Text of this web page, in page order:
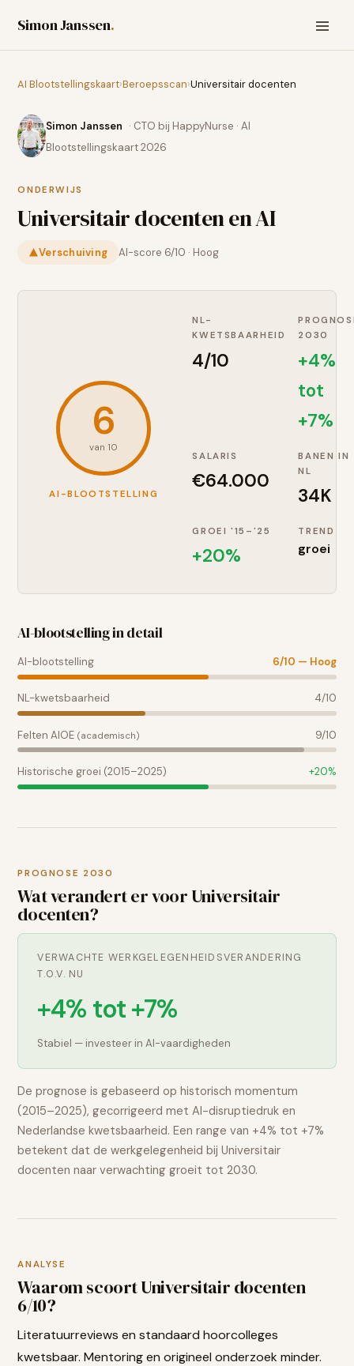
Simon Janssen.
AI Blootstellingskaart›Beroepsscan›Universitair docenten
Simon Janssen · CTO bij HappyNurse · AI
Blootstellingskaart 2026
ONDERWIJS
Universitair docentenen AI
Verschuiving AI-score 6/10 · Hoog
6
van 10
AI-BLOOTSTELLING
NL-
KWETSBAARHEID
4/10
2030
+4%
tot
+7%
SALARIS
€64.000
BANEN IN
NL
34K
GROEI '15–'25
+20%
TREND
groei
AI-blootstelling in detail
AI-blootstelling 6/10 — Hoog
NL-kwetsbaarheid 4/10
Felten AIOE (academisch) 9/10
Historische groei (2015–2025) +20%
PROGNOSE 2030
Wat verandert er voor Universitair
docenten?
VERWACHTE WERKGELEGENHEIDSVERANDERING
T.O.V. NU
+4% tot +7%
Stabiel — investeer in AI-vaardigheden
De prognose is gebaseerd op historisch momentum
(2015–2025), gecorrigeerd met AI-disruptiedruk en
Nederlandse kwetsbaarheid. Een range van +4% tot +7%
betekent dat de werkgelegenheid bijUniversitair
docenten naar verwachtinggroeit tot 2030.
ANALYSE
Waarom scoortUniversitair docenten
6/10?
Literatuurreviews en standaard hoorcolleges
kwetsbaar. Mentoring en origineel onderzoek minder.